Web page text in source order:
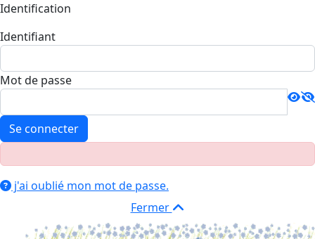
Identification
Identifiant
Mot de passe
Se connecter
j'ai oublié mon mot de passe.
Fermer